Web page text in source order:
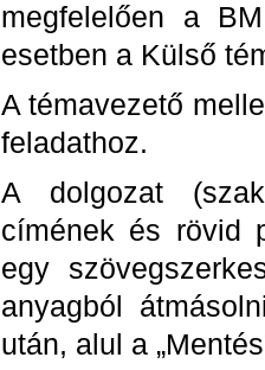
megfelelően a
esetben a Külső
A témavezető
feladathoz.
A dolgozat
címének és rövid
egy
anyagból
után, alul a